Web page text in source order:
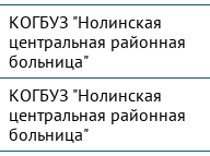
КОГБУЗ "Нолинская
центральная районная
больница"
КОГБУЗ "Нолинская
центральная районная
больница"